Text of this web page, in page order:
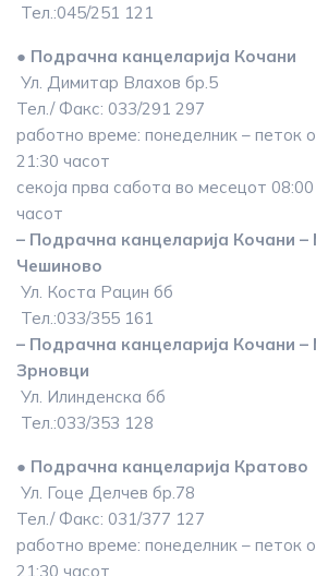
Тел.:045/251 121
● Подрачна канцеларија Кочани
Ул. Димитар Влахов бр.5
Тел./ Факс: 033/291 297
работно време: понеделник – петок
21:30 часот
секоја прва сабота во месецот
часот
– Подрачна канцеларија Кочани –
Чешиново
Ул. Коста Рацин бб
Тел.:033/355 161
– Подрачна канцеларија Кочани –
Зрновци
Ул. Илинденска бб
Тел.:033/353 128
● Подрачна канцеларија Кратово
Ул. Гоце Делчев бр.78
Тел./ Факс: 031/377 127
работно време: понеделник – петок
21:30 часот